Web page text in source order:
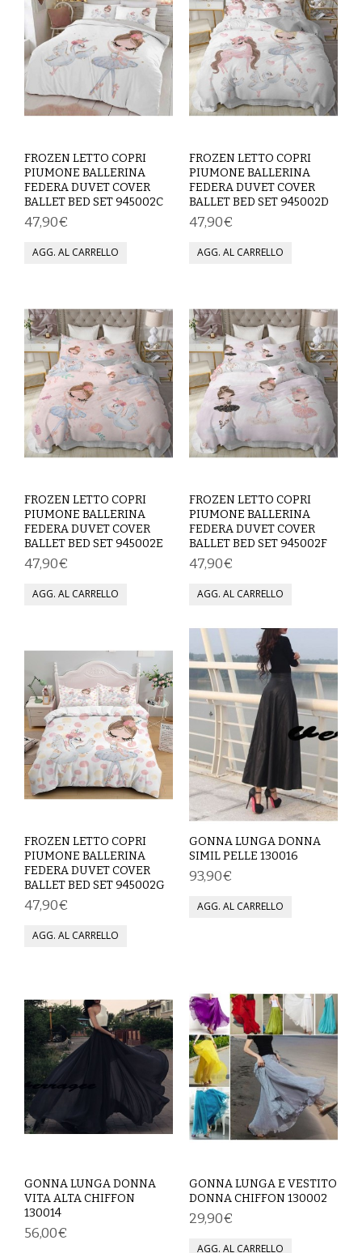
ABITI
SOTTOGONNE
VELI
BAMBINA
CARNEVALE
COMPLETI
COSTUMI E COPRICOSTUMI
PANTALONI
PIGIAMI
SCUOLA
TOP
TUTE PANTALONI
VESTITI
DONNA
ABBIGLIAMENTO SPORTIVO
CAFTANI
CAMICIE
CAPISPALLA
CARNEVALE
GONNE
PANTALONI
TUTE PANTALONI
VESTITI
BAMBINO
CARNEVALE
COMPLETI
FROZEN LETTO COPRI
PIUMONE BALLERINA
FEDERA DUVET COVER
BALLET BED SET 945002C
47,90€
FROZEN LETTO COPRI
PIUMONE BALLERINA
FEDERA DUVET COVER
BALLET BED SET 945002D
47,90€
FROZEN LETTO COPRI
PIUMONE BALLERINA
FEDERA DUVET COVER
BALLET BED SET 945002E
47,90€
FROZEN LETTO COPRI
PIUMONE BALLERINA
FEDERA DUVET COVER
BALLET BED SET 945002F
47,90€
FROZEN LETTO COPRI
PIUMONE BALLERINA
FEDERA DUVET COVER
BALLET BED SET 945002G
47,90€
GONNA LUNGA DONNA
SIMIL PELLE 130016
93,90€
GONNA LUNGA DONNA
VITA ALTA CHIFFON
130014
56,00€
GONNA LUNGA E VESTITO
DONNA CHIFFON 130002
29,90€